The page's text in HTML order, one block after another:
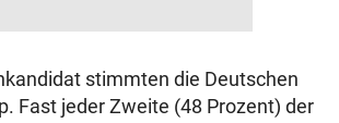
stimmten die Deutschen
Fast jeder Zweite (48 Prozent) der